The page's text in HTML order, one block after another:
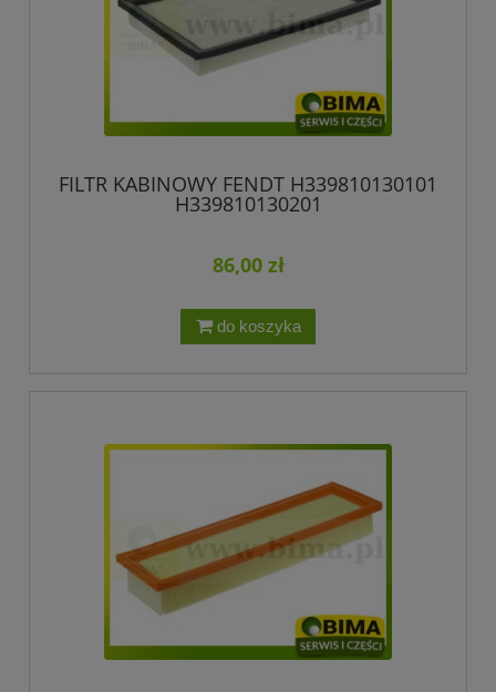
FILTR KABINOWY FENDT H339810130101
H339810130201
86,00 zł
do koszyka